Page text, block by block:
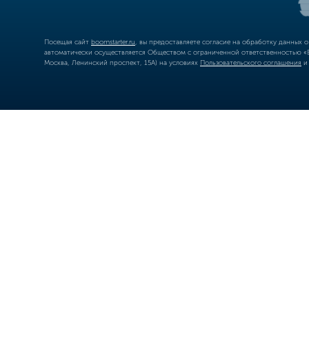
Посещая сайт boomstarter.ru , вы предоставляете согласие на обработку
автоматически осуществляется Обществом с ограниченной
Москва, Ленинский проспект, 15А) на условиях Пользовательского соглашения и